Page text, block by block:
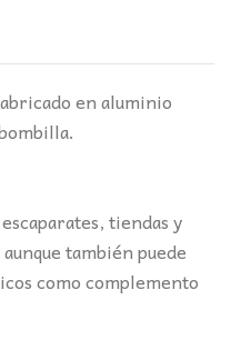
en aluminio
tiendas y
también puede
como complemento